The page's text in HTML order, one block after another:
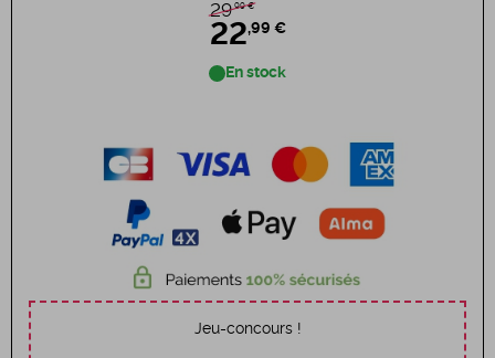
29,99 €
22,99 €
En stock
Jeu-concours !